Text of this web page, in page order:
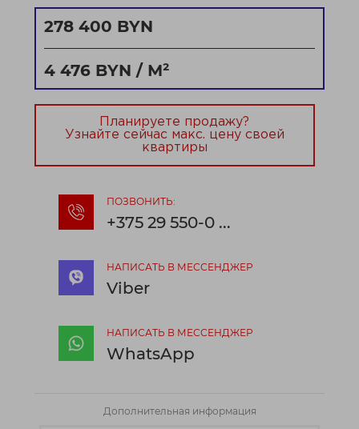
Площадь указана по...
278 400 BYN
4 476 BYN / М²
Планируете продажу?
Узнайте сейчас макс. цену своей
квартиры
ПОЗВОНИТЬ:
+375 29 550-0 ...
НАПИСАТЬ В МЕССЕНДЖЕР
Viber
НАПИСАТЬ В МЕССЕНДЖЕР
WhatsApp
Дополнительная информация